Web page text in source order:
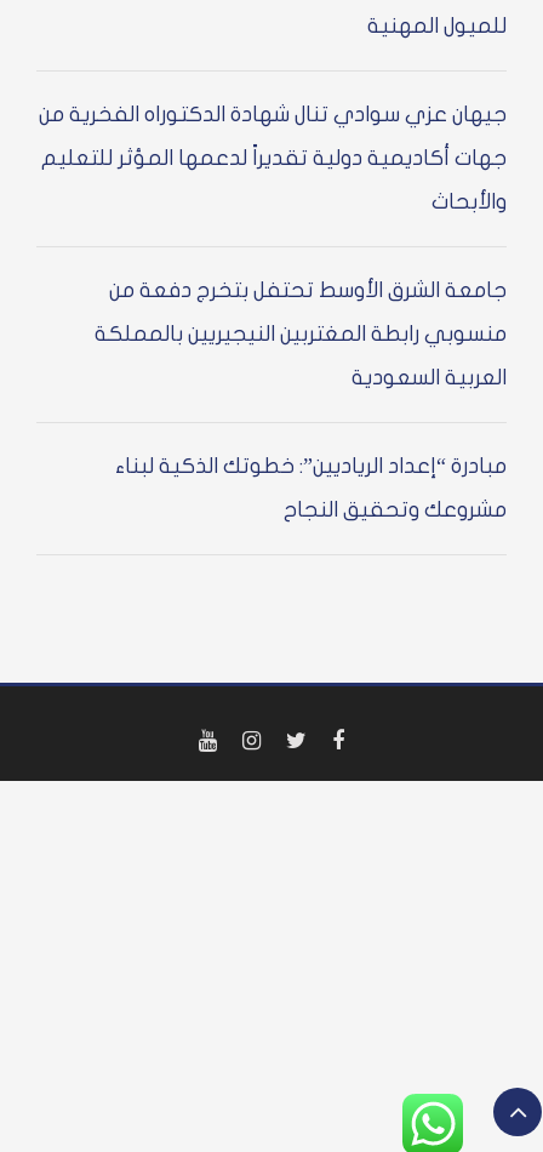
المهنية
عزي سوادي تنال شهادة الدكتوراه الفخرية من
أكاديمية دولية تقديراً لدعمها المؤثر للتعليم
الشرق الأوسط تحتفل بتخرج دفعة من
رابطة المغتربين النيجيريين بالمملكة
السعودية
“إعداد الرياديين”: خطوتك الذكية لبناء
وتحقيق النجاح
Facebook
Twitter
Instagram
YouTube